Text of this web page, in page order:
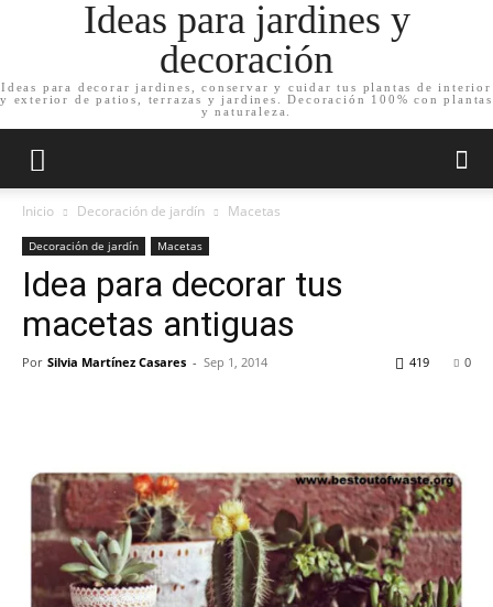
Ideas para jardines y
decoración
Ideas para decorar jardines, conservar y cuidar tus plantas de interior
y exterior de patios, terrazas y jardines. Decoración 100% con plantas
y naturaleza.
Inicio Decoración de jardín Macetas
Decoración de jardín Macetas
Idea para decorar tus
macetas antiguas
Por Silvia Martínez Casares - Sep 1, 2014 0
419